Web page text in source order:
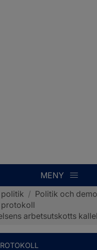
MENY
politik / Politik och
protokoll
arbetsutskotts